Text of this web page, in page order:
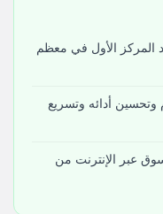
الأول في معظم
وتحسين أدائه وتسريع
عبر الإنترنت من